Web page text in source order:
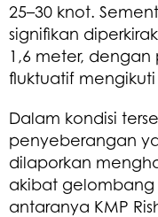
25–30 knot.
signifikan
1,6 meter,
fluktuatif
Dalam kondisi
penyeberangan
dilaporkan
akibat
antaranya KMP